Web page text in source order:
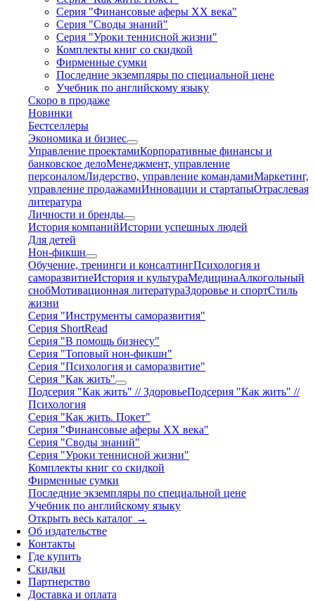
Серия "Финансовые аферы XX века"
Серия "Своды знаний"
Серия "Уроки теннисной жизни"
Комплекты книг со скидкой
Фирменные сумки
Последние экземпляры по специальной цене
Учебник по английскому языку
Скоро в продаже
Новинки
Бестселлеры
Экономика и бизнес
Управление проектамиКорпоративные финансы и
банковское делоМенеджмент, управление
персоналомЛидерство, управление командамиМаркетинг,
управление продажамиИнновации и стартапыОтраслевая
литература
Личности и бренды
История компанийИстории успешных людей
Для детей
Нон-фикшн
Обучение, тренинги и консалтингПсихология и
саморазвитиеИстория и культураМедицинаАлкогольный
снобМотивационная литератураЗдоровье и спортСтиль
жизни
Серия "Инструменты саморазвития"
Серия ShortRead
Серия "В помощь бизнесу"
Серия "Топовый нон-фикшн"
Серия "Психология и саморазвитие"
Серия "Как жить"
Подсерия "Как жить" // ЗдоровьеПодсерия "Как жить" //
Психология
Серия "Как жить. Покет"
Серия "Финансовые аферы XX века"
Серия "Своды знаний"
Серия "Уроки теннисной жизни"
Комплекты книг со скидкой
Фирменные сумки
Последние экземпляры по специальной цене
Учебник по английскому языку
Открыть весь каталог →
Об издательстве
Контакты
Где купить
Скидки
Партнерство
Доставка и оплата